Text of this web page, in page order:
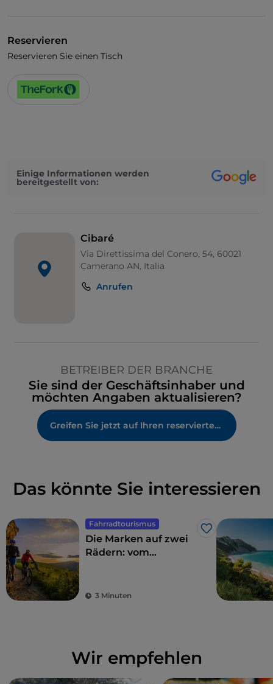
Reservieren
Reservieren Sie einen Tisch
Einige Informationen werden
bereitgestellt von:
Cibaré
Via Direttissima del Conero, 54, 60021
Camerano AN, Italia
Anrufen
BETREIBER DER BRANCHE
Sie sind der Geschäftsinhaber und
möchten Angaben aktualisieren?
Greifen Sie jetzt auf Ihren reservierten Bereich zu
Das könnte Sie interessieren
Fahrradtourismus
Like
Die Marken auf zwei
Rädern: vom
3 Minuten
Wir empfehlen